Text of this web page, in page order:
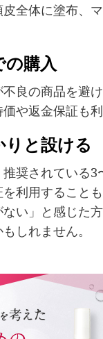
全体に塗布、
の購入
良の商品を避
や返金保証も利
と設ける
奨されている
利用することも
い」と感じた
しれません。